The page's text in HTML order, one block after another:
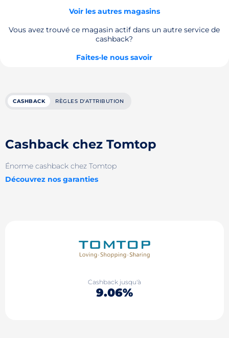
Voir les autres magasins
Vous avez trouvé ce magasin actif dans un autre service de
cashback?
Faites-le nous savoir
CASHBACK RÈGLES D'ATTRIBUTION
Cashback chez Tomtop
Énorme cashback chez Tomtop
Découvrez nos garanties
Cashback jusqu'à
9.06%